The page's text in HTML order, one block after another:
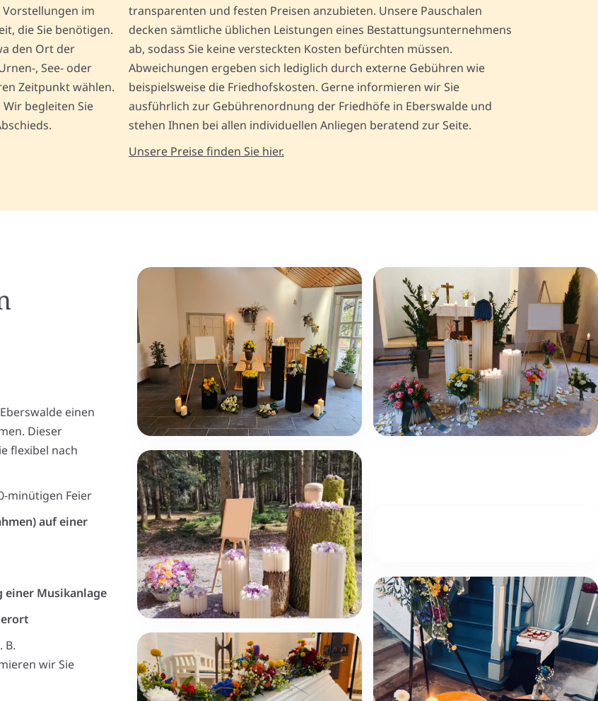
im
die Sie benötigen.
den Ort der
, See- oder
Zeitpunkt wählen.
begleiten Sie
transparenten und festen Preisen anzubieten. Unsere Pauschalen
decken sämtliche üblichen Leistungen eines Bestattungsunternehmens
ab, sodass Sie keine versteckten Kosten befürchten müssen.
Abweichungen ergeben sich lediglich durch externe Gebühren wie
beispielsweise die Friedhofskosten. Gerne informieren wir Sie
ausführlich zur Gebührenordnung der Friedhöfe in Eberswalde und
stehen Ihnen bei allen individuellen Anliegen beratend zur Seite.
Unsere Preise finden Sie hier.
einen
Dieser
flexibel nach
minütigen Feier
auf einer
Musikanlage
B.
wir Sie